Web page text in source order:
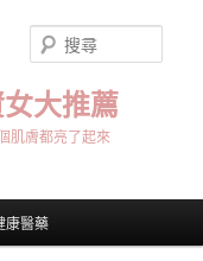
大推薦
肌膚都亮了起來
尋
康醫藥